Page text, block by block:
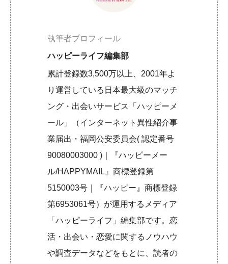
執筆者プロフィール
ハッピーライフ編集部
累計登録数3,500万以上、2001年よ
り運営している日本最大級のマッチ
ング・出会いサービス「ハッピーメ
ール」（インターネット異性紹介事
業届出・福岡公安委員会( 認定番号
90080003000 )｜『ハッピーメー
ル/HAPPYMAIL』商標登録第
5150003号｜『ハッピー』商標登録
第6953061号）が運用するメディア
「ハッピーライフ」編集部です。恋
活・出会い・恋愛に関するノウハウ
や調査データなどをもとに、読者の